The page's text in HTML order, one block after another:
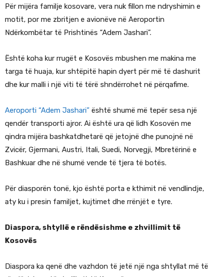
Për mijëra familje kosovare, vera nuk fillon me ndryshimin e
motit, por me zbritjen e avionëve në Aeroportin
Ndërkombëtar të Prishtinës “Adem Jashari”.
Është koha kur rrugët e Kosovës mbushen me makina me
targa të huaja, kur shtëpitë hapin dyert për më të dashurit
dhe kur malli i një viti të tërë shndërrohet në përqafime.
Aeroporti “Adem Jashari” është shumë më tepër sesa një
qendër transporti ajror. Ai është ura që lidh Kosovën me
qindra mijëra bashkatdhetarë që jetojnë dhe punojnë në
Zvicër, Gjermani, Austri, Itali, Suedi, Norvegji, Mbretërinë e
Bashkuar dhe në shumë vende të tjera të botës.
Për diasporën tonë, kjo është porta e kthimit në vendlindje,
aty ku i presin familjet, kujtimet dhe rrënjët e tyre.
Diaspora, shtyllë e rëndësishme e zhvillimit të
Kosovës
Diaspora ka qenë dhe vazhdon të jetë një nga shtyllat më të